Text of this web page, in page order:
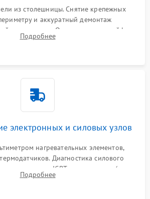
из столешницы. Снятие крепежных
и аккуратный демонтаж
поверхности. Отсоединение шлейфов
для доступа к силовым платам, катушкам
Подробнее
электронных и силовых узлов
нагревательных элементов,
Диагностика силового
мостов и IGBT-транзисторов (для
кранов и газ-контроля (для газовых
Подробнее